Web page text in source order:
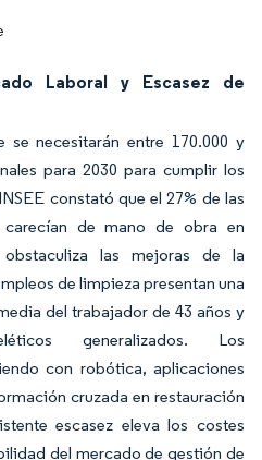
Laboral y Escasez de
se necesitarán entre 170.000 y
para 2030 para cumplir los
constató que el 27% de las
de mano de obra en
las mejoras de la
de limpieza presentan una
del trabajador de 43 años y
generalizados. Los
con robótica, aplicaciones
cruzada en restauración
escasez eleva los costes
del mercado de gestión de